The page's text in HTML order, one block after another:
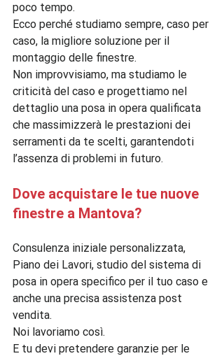
poco tempo.
Ecco perché studiamo sempre, caso per
caso, la migliore soluzione per il
montaggio delle finestre.
Non improvvisiamo, ma studiamo le
criticità del caso e progettiamo nel
dettaglio una posa in opera qualificata
che massimizzerà le prestazioni dei
serramenti da te scelti, garantendoti
Dove acquistare le tue nuove
finestre a Mantova?
Consulenza iniziale personalizzata,
Piano dei Lavori, studio del sistema di
posa in opera specifico per il tuo caso e
anche una precisa assistenza post
vendita.
Noi lavoriamo così.
E tu devi pretendere garanzie per le